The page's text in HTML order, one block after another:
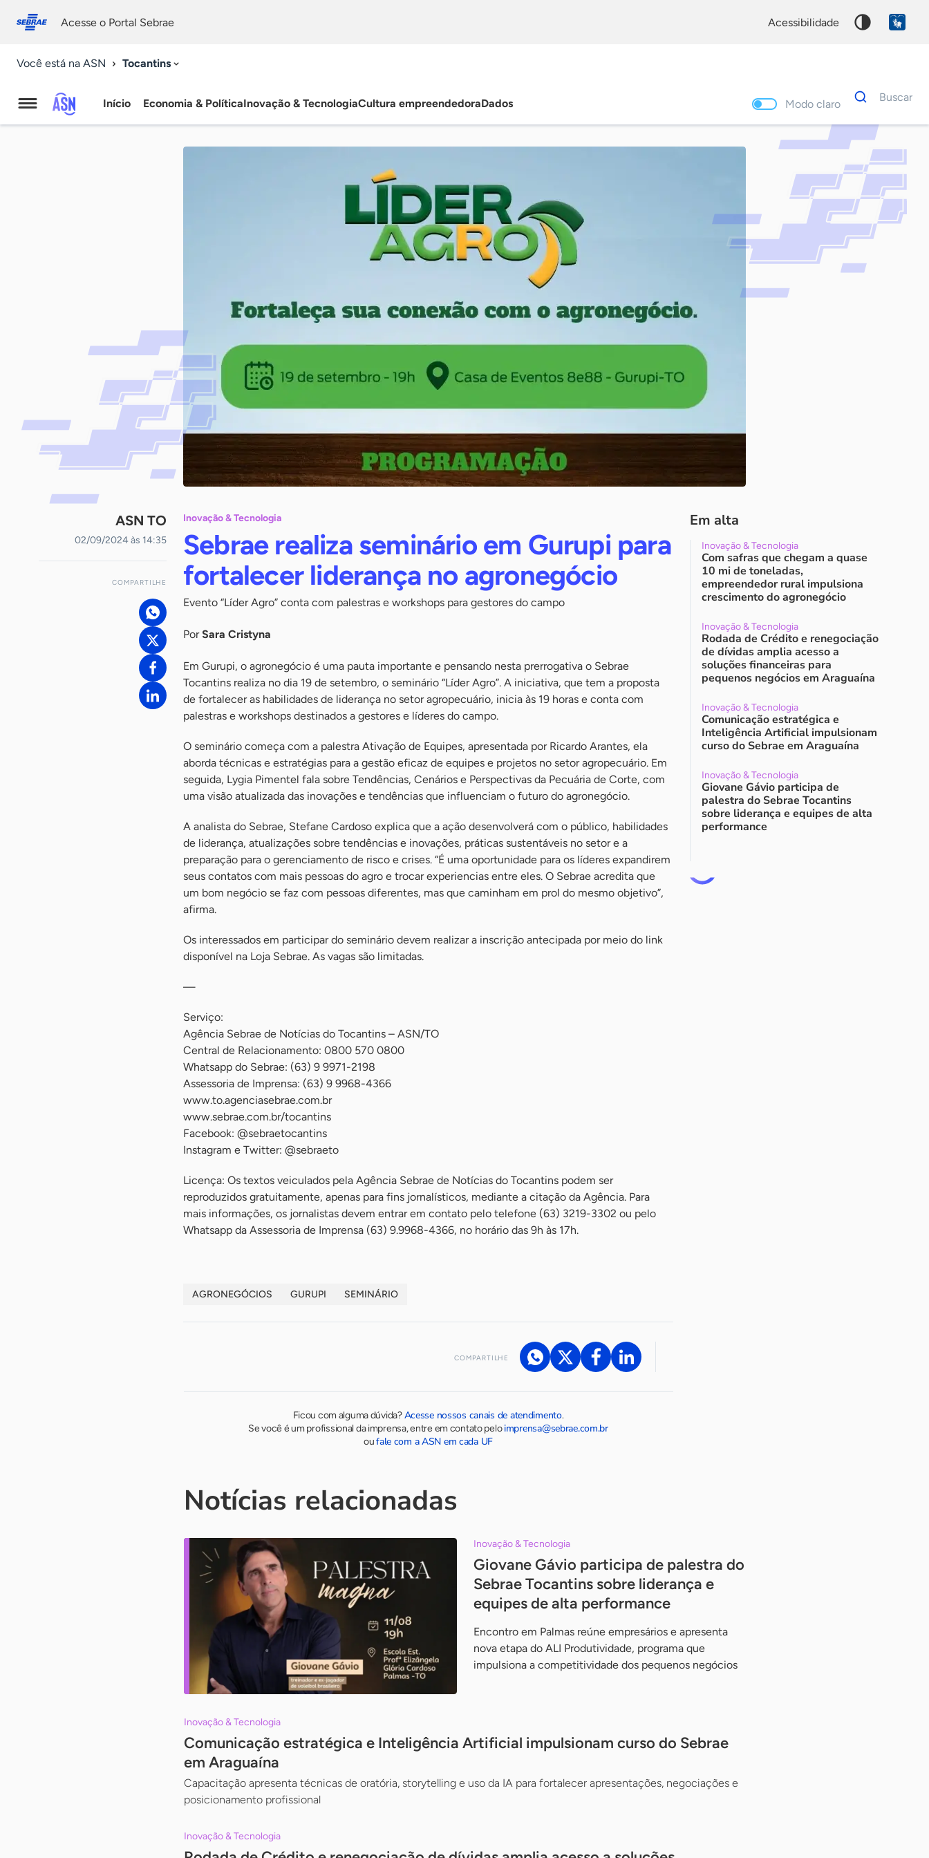
conosco
Acesse o Portal Sebrae acessibilidade
Você está na ASN Tocantins
Agência
Início Economia & PolíticaInovação & TecnologiaCultura empreendedoraDados Modo claro
Dados
para
Buscar
Palavra
chave
ASN TO
02/09/2024 às 14:35
COMPARTILHE
Inovação & Tecnologia
Sebrae realiza seminário em Gurupi para
fortalecer liderança no agronegócio
Evento “Líder Agro” conta com palestras e workshops para gestores do campo
PorSara Cristyna
Em Gurupi, o agronegócio é uma pauta importante e pensando nesta prerrogativa o Sebrae
Tocantins realiza no dia 19 de setembro, o seminário “Líder Agro”. A iniciativa, que tem a proposta
de fortalecer as habilidades de liderança no setor agropecuário, inicia às 19 horas e conta com
palestras e workshops destinados a gestores e líderes do campo.
O seminário começa com a palestra Ativação de Equipes, apresentada por Ricardo Arantes, ela
aborda técnicas e estratégias para a gestão eficaz de equipes e projetos no setor agropecuário. Em
seguida, Lygia Pimentel fala sobre Tendências, Cenários e Perspectivas da Pecuária de Corte, com
uma visão atualizada das inovações e tendências que influenciam o futuro do agronegócio.
A analista do Sebrae, Stefane Cardoso explica que a ação desenvolverá com o público, habilidades
de liderança, atualizações sobre tendências e inovações, práticas sustentáveis no setor e a
preparação para o gerenciamento de risco e crises. “É uma oportunidade para os líderes expandirem
seus contatos com mais pessoas do agro e trocar experiencias entre eles. O Sebrae acredita que
um bom negócio se faz com pessoas diferentes, mas que caminham em prol do mesmo objetivo”,
afirma.
Os interessados em participar do seminário devem realizar a inscrição antecipada por meio do link
disponível na Loja Sebrae. As vagas são limitadas.
—
Serviço:
Agência Sebrae de Notícias do Tocantins – ASN/TO
Central de Relacionamento: 0800 570 0800
Whatsapp do Sebrae: (63) 9 9971-2198
Assessoria de Imprensa: (63) 9 9968-4366
www.to.agenciasebrae.com.br
www.sebrae.com.br/tocantins
Facebook: @sebraetocantins
Instagram e Twitter: @sebraeto
Licença: Os textos veiculados pela Agência Sebrae de Notícias do Tocantins podem ser
reproduzidos gratuitamente, apenas para fins jornalísticos, mediante a citação da Agência. Para
mais informações, os jornalistas devem entrar em contato pelo telefone (63) 3219-3302 ou pelo
Whatsapp da Assessoria de Imprensa (63) 9.9968-4366, no horário das 9h às 17h.
AGRONEGÓCIOS GURUPI SEMINÁRIO
COMPARTILHE
Ficou com alguma dúvida?Acesse nossos canais de atendimento.
Se você é um profissional da imprensa, entre em contato peloimprensa@sebrae.com.br
oufale com a ASN em cada UF
Em alta
Inovação & Tecnologia
Com safras que chegam a quase
10 mi de toneladas,
empreendedor rural impulsiona
crescimento do agronegócio
Inovação & Tecnologia
Rodada de Crédito e renegociação
de dívidas amplia acesso a
soluções financeiras para
pequenos negócios em Araguaína
Inovação & Tecnologia
Comunicação estratégica e
Inteligência Artificial impulsionam
curso do Sebrae em Araguaína
Inovação & Tecnologia
Giovane Gávio participa de
palestra do Sebrae Tocantins
sobre liderança e equipes de alta
performance
Notícias relacionadas
Inovação & Tecnologia
Giovane Gávio participa de palestra do
Sebrae Tocantins sobre liderança e
equipes de alta performance
Encontro em Palmas reúne empresários e apresenta
nova etapa do ALI Produtividade, programa que
impulsiona a competitividade dos pequenos negócios
Inovação & Tecnologia
Comunicação estratégica e Inteligência Artificial impulsionam curso do Sebrae
em Araguaína
Capacitação apresenta técnicas de oratória, storytelling e uso da IA para fortalecer apresentações, negociações e
posicionamento profissional
Inovação & Tecnologia